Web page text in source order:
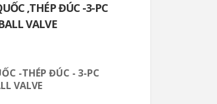
,THÉP ĐÚC -3-PC
VALVE
-THÉP ĐÚC - 3-PC
VALVE